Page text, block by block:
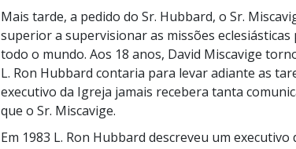
Mais tarde, a pedido do Sr. Hubbard, o Sr.
superior a supervisionar as missões
todo o mundo. Aos 18 anos, David Miscavige
L. Ron Hubbard contaria para levar adiante as
executivo da Igreja jamais recebera tanta
que o Sr. Miscavige.
Em 1983 L. Ron Hubbard descreveu um